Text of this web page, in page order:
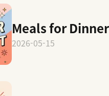
Meals for
2026-05-15